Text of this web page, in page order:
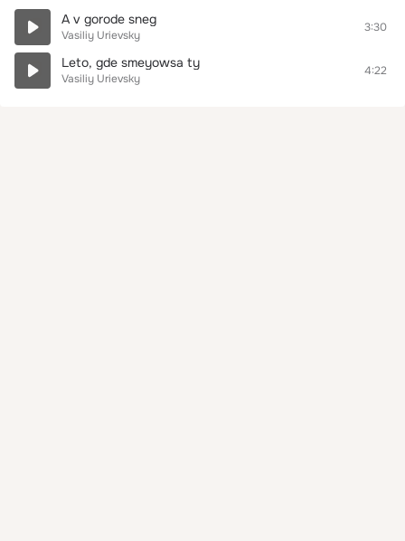
A v gorode sneg
Vasiliy Urievsky
3:30
Leto, gde smeyowsa ty
Vasiliy Urievsky
4:22